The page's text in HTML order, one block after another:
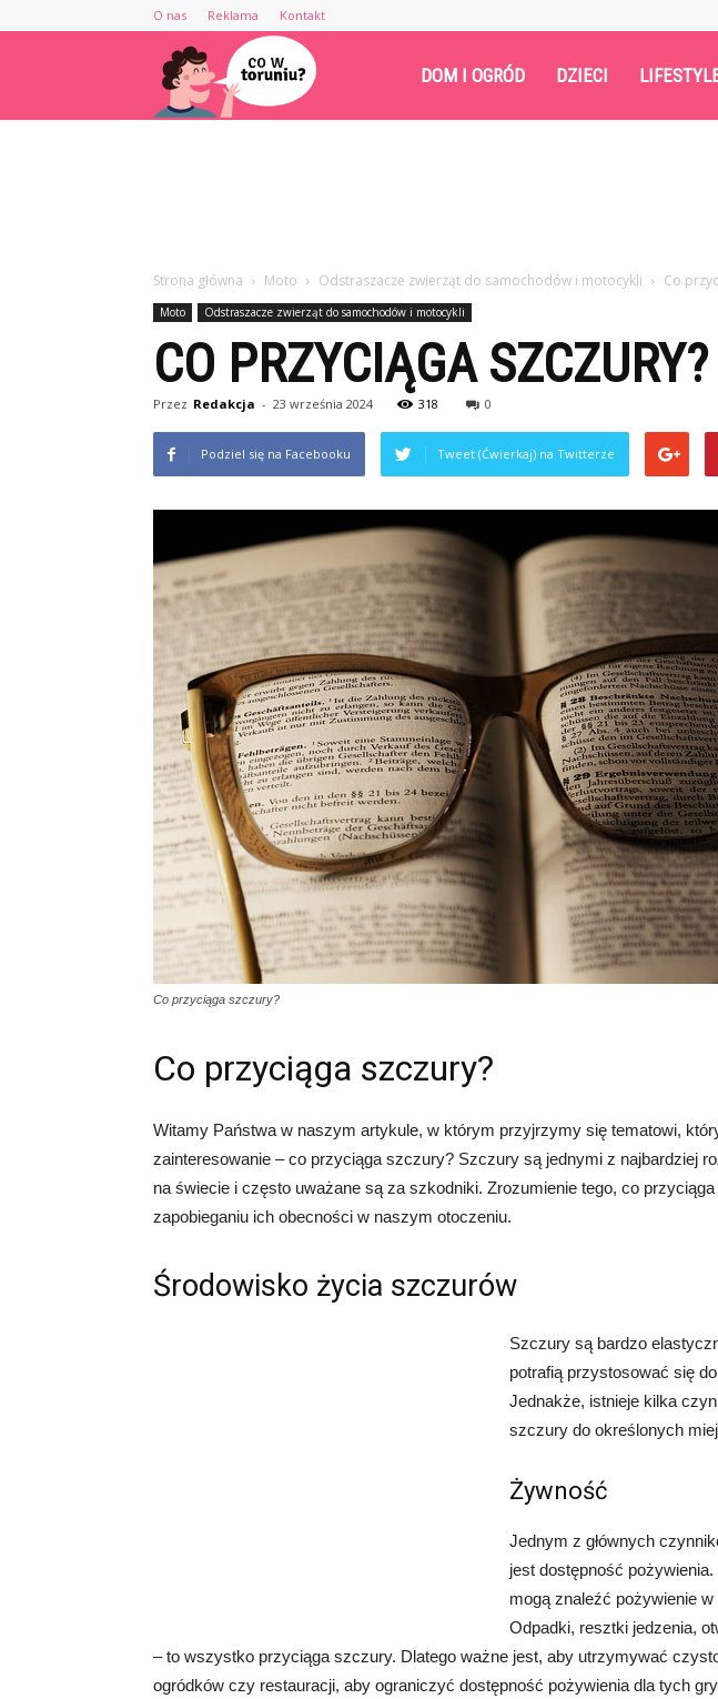
O nas Reklama Kontakt
Cowtoruniu.pl DOM I OGRÓD DZIECI
Strona główna Moto Odstraszacze zwierząt do samochodów i motocykli Co
Moto Odstraszacze zwierząt do samochodów i motocykli
CO PRZYCIĄGA SZCZURY?
Przez Redakcja - 23 września 2024 318 0
Podziel się na Facebooku Tweet (Ćwierkaj) na Twitterze
Co przyciąga szczury?
Co przyciąga szczury?
Witamy Państwa w naszym artykule, w którym przyjrzymy się tematowi,
zainteresowanie – co przyciąga szczury? Szczury są jednymi z najbardziej
na świecie i często uważane są za szkodniki. Zrozumienie tego, co
zapobieganiu ich obecności w naszym otoczeniu.
Środowisko życia szczurów
Szczury są bardzo
potrafią przystosować się
Jednakże, istnieje kilka
szczury do określonych
Żywność
Jednym z głównych
jest dostępność
mogą znaleźć pożywienie
Odpadki, resztki jedzenia,
– to wszystko przyciąga szczury. Dlatego ważne jest, aby utrzymywać
ogródków czy restauracji, aby ograniczyć dostępność pożywienia dla tych